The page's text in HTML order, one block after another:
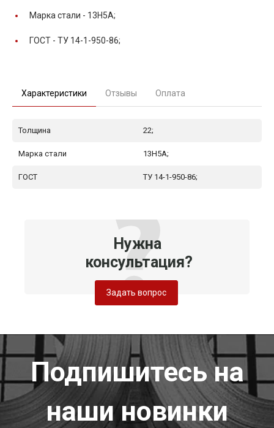
Марка стали - 13Н5А;
ГОСТ - ТУ 14-1-950-86;
Характеристики Отзывы Оплата
Толщина 22;
Марка стали 13Н5А;
ГОСТ ТУ 14-1-950-86;
Нужна
консультация?
Задать вопрос
Подпишитесь на
наши новинки